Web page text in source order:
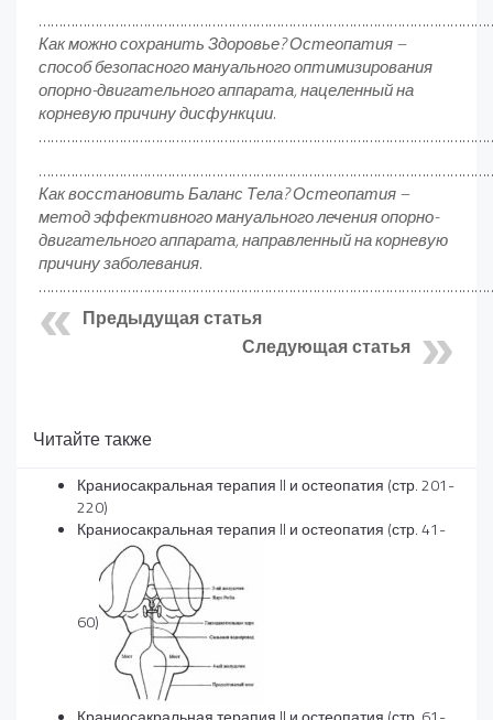
Как можно сохранить Здоровье? Остеопатия –
способ безопасного мануального оптимизирования
опорно-двигательного аппарата, нацеленный на
корневую причину дисфункции.
Как восстановить Баланс Тела? Остеопатия –
метод эффективного мануального лечения опорно-
двигательного аппарата, направленный на корневую
причину заболевания.
Предыдущая статья
Следующая статья
Читайте также
Краниосакральная терапия II и остеопатия (стр. 201-
220)
Краниосакральная терапия II и остеопатия (стр. 41-
60)